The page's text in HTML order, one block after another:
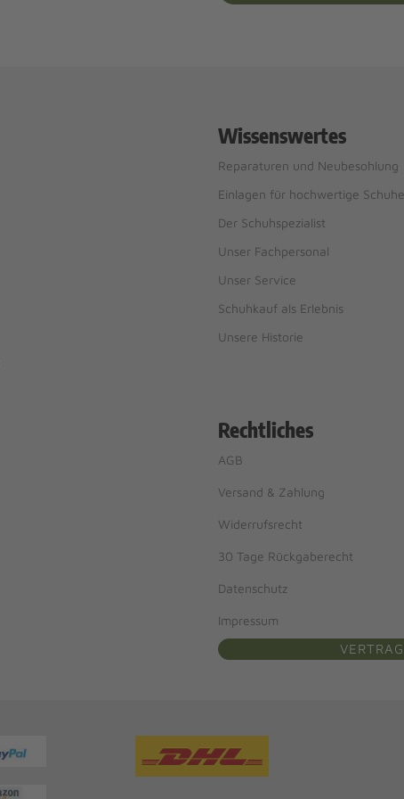
Wissenswertes
Reparaturen und Neubesohlung
Einlagen für hochwertige Schuhe
Der Schuhspezialist
Unser Fachpersonal
Unser Service
Schuhkauf als Erlebnis
Unsere Historie
Rechtliches
AGB
Versand & Zahlung
Widerrufsrecht
30 Tage Rückgaberecht
Datenschutz
Impressum